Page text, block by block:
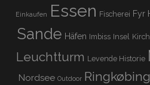
Einkaufen Essen Fischerei Fyr
Sande Häfen Imbiss Insel
Leuchtturm Levende Historie
Nordsee Outdoor Ringkøbing